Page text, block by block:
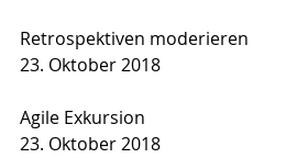
Retrospektiven moderieren
23. Oktober 2018
Agile Exkursion
23. Oktober 2018